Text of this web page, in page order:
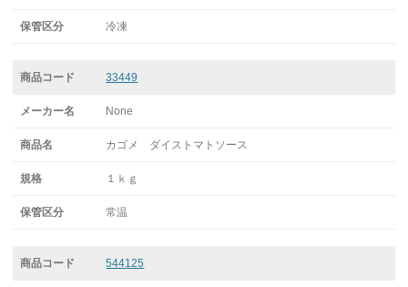
冷凍
33449
None
カゴメ ダイストマトソース
１ｋｇ
常温
544125